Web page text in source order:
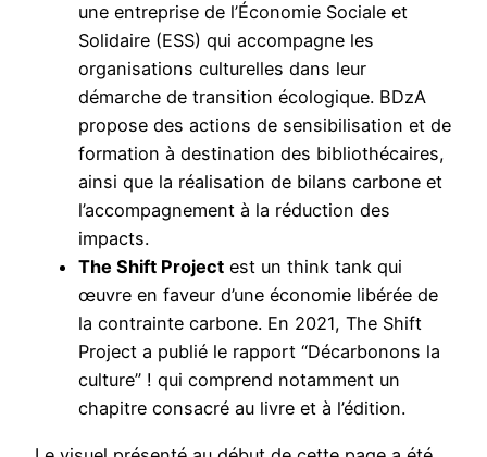
une entreprise de l’Économie Sociale et
Solidaire (ESS) qui accompagne les
organisations culturelles dans leur
démarche de transition écologique. BDzA
propose des actions de sensibilisation et de
formation à destination des bibliothécaires,
ainsi que la réalisation de bilans carbone et
l’accompagnement à la réduction des
impacts.
The Shift Project est un think tank qui
œuvre en faveur d’une économie libérée de
la contrainte carbone. En 2021, The Shift
Project a publié le rapport “Décarbonons la
culture” ! qui comprend notamment un
chapitre consacré au livre et à l’édition.